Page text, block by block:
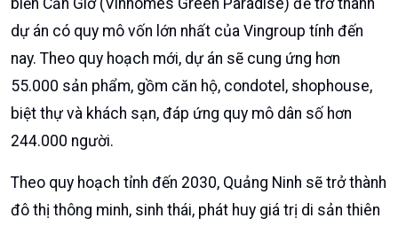
chỉnh tổng mức đầu tư dự án Khu đô thị phức hợp Hạ
Long Xanh lên 456.639 tỷ đồng (gần 18 tỷ USD). Mức
này tăng gần gấp đôi so với kế hoạch công bố năm
2020 (232.369 tỷ đồng), đồng thời diện tích mở rộng
thêm hơn 9,5 ha.
biển Cần Giờ (Vinhomes Green Paradise) để trở thành
dự án có quy mô vốn lớn nhất của Vingroup tính đến